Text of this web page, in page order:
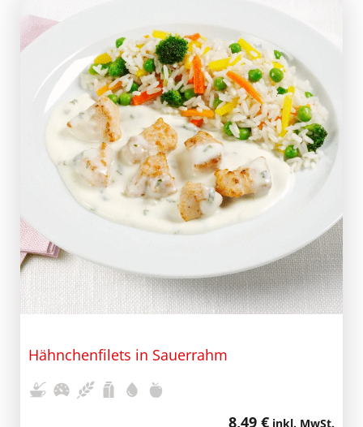
Hähnchenfilets in Sauerrahm
8,49 € inkl. MwSt.